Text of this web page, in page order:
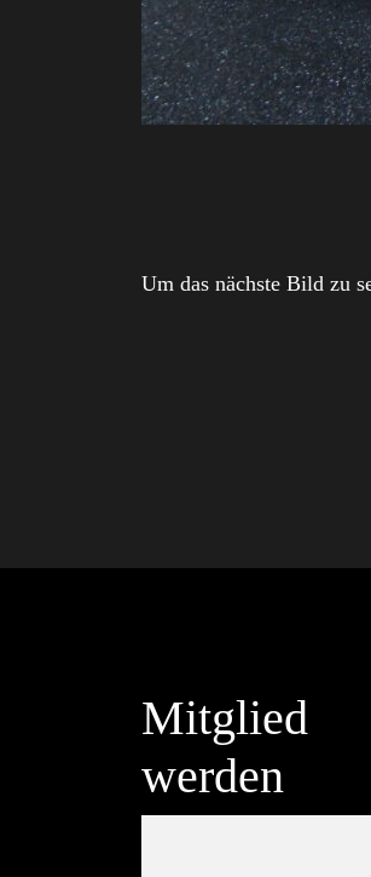
Um das nächste Bild zu
Mitglied
werden